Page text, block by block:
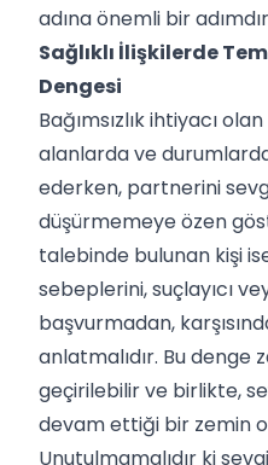
adına önemli bir
Sağlıklı İlişkilerde
Dengesi
Bağımsızlık ihtiyacı
alanlarda ve
ederken, partnerini
düşürmemeye özen
talebinde bulunan kişi
sebeplerini, suçlayıcı
başvurmadan,
anlatmalıdır. Bu denge
geçirilebilir ve birlikte,
devam ettiği bir zemin
Unutulmamalıdır ki